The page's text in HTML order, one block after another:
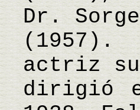
Dr.
(1957).
actriz
dirigió